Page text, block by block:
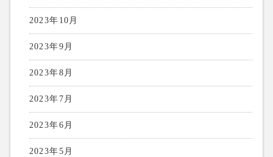
2023年10月
2023年9月
2023年8月
2023年7月
2023年6月
2023年5月